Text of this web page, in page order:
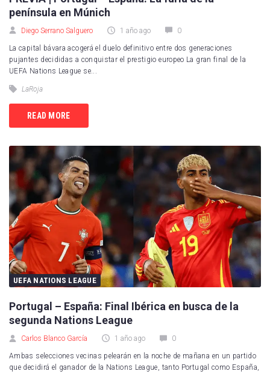
península en Múnich
Diego Serrano Salguero 1 año ago 0
La capital bávara acogerá el duelo definitivo entre dos generaciones
pujantes decididas a conquistar el prestigio europeo La gran final de la
UEFA Nations League se...
LaRoja
READ MORE
UEFA NATIONS LEAGUE
Portugal – España: Final Ibérica en busca de la
segunda Nations League
Carlos Blanco García 1 año ago 0
Ambas selecciones vecinas pelearán en la noche de mañana en un partido
que decidirá el ganador de la Nations League, tanto Portugal como España,